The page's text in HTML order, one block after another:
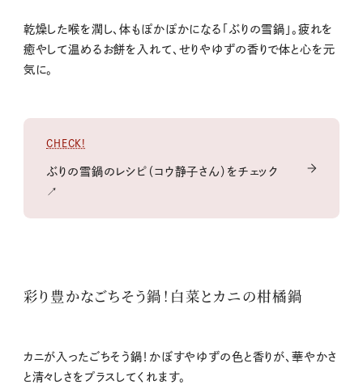
乾燥した喉を潤し、体もぽかぽかになる「ぶりの雪鍋」。疲れを
癒やして温めるお餅を入れて、せりやゆずの香りで体と心を元
気に。
CHECK!
ぶりの雪鍋のレシピ（コウ静子さん）をチェック
↗
彩り豊かなごちそう鍋！白菜とカニの柑橘鍋
カニが入ったごちそう鍋！かぼすやゆずの色と香りが、華やかさ
と清々しさをプラスしてくれます。